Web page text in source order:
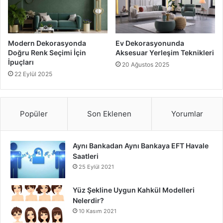
Modern Dekorasyonda
Doğru Renk Seçimi İçin
İpuçları
22 Eylül 2025
Ev Dekorasyonunda
Aksesuar Yerleşim Teknikleri
20 Ağustos 2025
Popüler Son Eklenen Yorumlar
Aynı Bankadan Aynı Bankaya EFT Havale
Saatleri
25 Eylül 2021
Yüz Şekline Uygun Kahkül Modelleri
Nelerdir?
10 Kasım 2021